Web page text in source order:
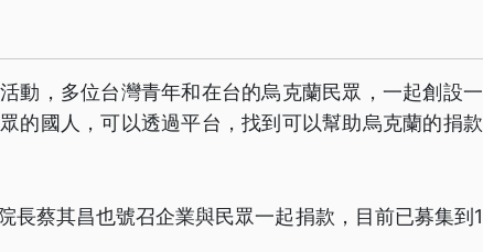
動，多位台灣青年和在台的烏克蘭民眾，一起創設一
的國人，可以透過平台，找到可以幫助烏克蘭的捐款
長蔡其昌也號召企業與民眾一起捐款，目前已募集到1